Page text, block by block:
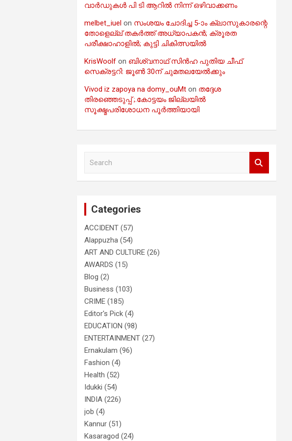
വാർഡുകൾ പി ടി ആറിൽ നിന്ന് ഒഴിവാക്കണം
melbet_iuel on സംശയം ചോദിച്ച 5-ാം ക്ലാസുകാരന്റെ
തോളെല്ല് തകർത്ത് അധ്യാപകൻ; ക്രൂരത
പരീക്ഷാഹാളിൽ; കുട്ടി ചികിത്സയിൽ
KrisWoolf on ബിശ്വനാഥ് സിൻഹ പുതിയ ചീഫ്
സെക്രട്ടറി: ജൂൺ 30ന് ചുമതലയേൽക്കും
Vivod iz zapoya na domy_ouMt on തദ്ദേശ
തിരഞ്ഞെടുപ്പ് ;.കോട്ടയം ജില്ലയിൽ
സൂക്ഷ്മപരിശോധന പൂർത്തിയായി
Categories
ACCIDENT (57)
Alappuzha (54)
ART AND CULTURE (26)
AWARDS (15)
Blog (2)
Business (103)
CRIME (185)
Editor's Pick (4)
EDUCATION (98)
ENTERTAINMENT (27)
Ernakulam (96)
Fashion (4)
Health (52)
Idukki (54)
INDIA (226)
job (4)
Kannur (51)
Kasaragod (24)